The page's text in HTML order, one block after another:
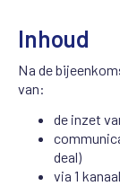
Inhoud
Na de
van:
de inzet
deal)
via 1